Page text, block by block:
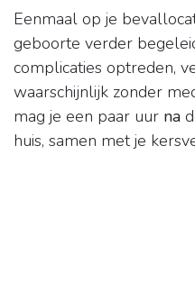
Eenmaal op je
geboorte verder
complicaties optreden,
waarschijnlijk zonder
mag je een paar uur na
huis, samen met je